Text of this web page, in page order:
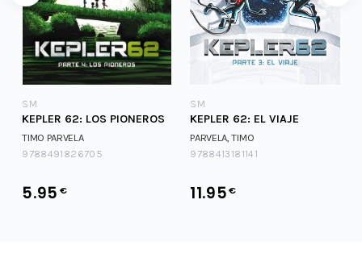
SM
KEPLER 62: LOS PIONEROS
TIMO PARVELA
9788491826705
5.95 €
SM
KEPLER 62: EL VIAJE
PARVELA, TIMO
9788413181141
11.95€